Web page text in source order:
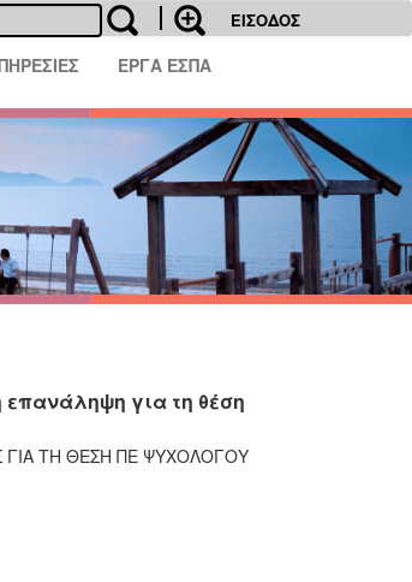
ΕΙΣΟΔΟΣ
ΕΡΓΑ ΕΣΠΑ
επανάληψη για τη θέση
ΓΙΑ ΤΗ ΘΕΣΗ ΠΕ ΨΥΧΟΛΟΓΟΥ